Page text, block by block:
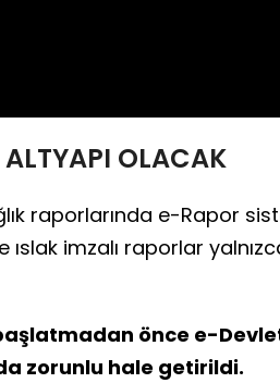
ALTYAPI OLACAK
raporlarında e-Rapor
ıslak imzalı raporlar
önce e-
zorunlu hale getirildi.